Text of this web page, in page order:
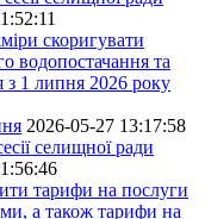
скоригувати
водопостачання та
з 1 липня 2026 року
2026-05-27 13:17:58
селищної ради
тарифи на послуги
а також тарифи на